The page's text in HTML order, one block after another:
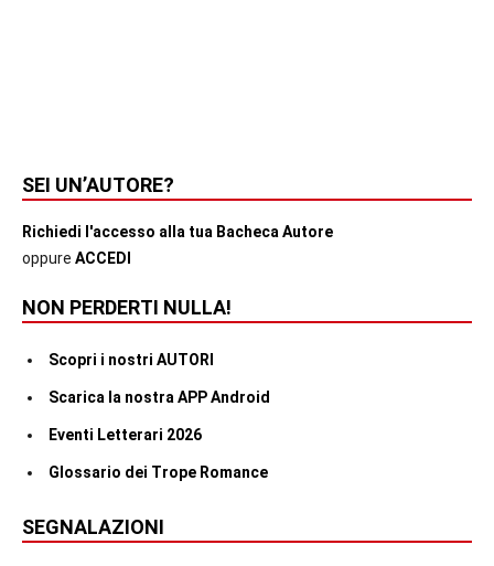
SEI UN’AUTORE?
Richiedi l'accesso alla tua Bacheca Autore
oppure ACCEDI
NON PERDERTI NULLA!
Scopri i nostri AUTORI
Scarica la nostra APP Android
Eventi Letterari 2026
Glossario dei Trope Romance
SEGNALAZIONI